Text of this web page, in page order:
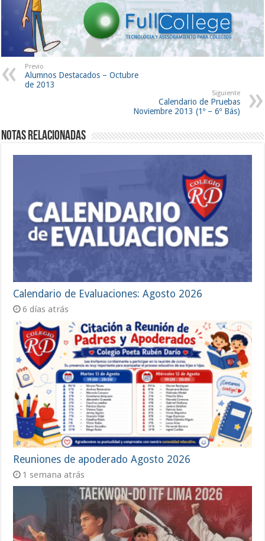
Previo
Alumnos Destacados – Octubre
de 2013
Siguiente
Calendario de Pruebas
Noviembre 2013 (1º – 6º Bás)
Notas Relacionadas
Calendario de Evaluaciones: Agosto 2026
6 días atrás
Reuniones de apoderado Agosto 2026
1 semana atrás